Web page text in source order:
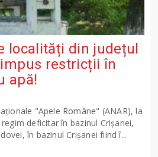
localități din județul
restricții în
apă!
"Apele Române" (ANAR), la
deficitar în bazinul Crişanei,
în bazinul Crişanei fiind î...